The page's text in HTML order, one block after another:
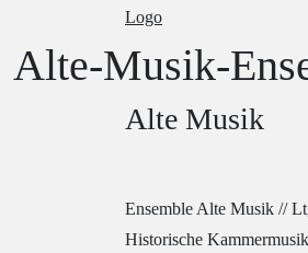
Alte-Musik-
Alte Musik
Ensemble Alte Musik //
Historische